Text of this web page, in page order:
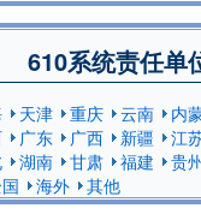
610系统责任单
天津 重庆 云南 内
广东 广西 新疆 江
湖南 甘肃 福建 贵
海外 其他